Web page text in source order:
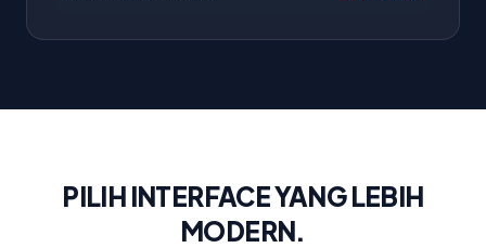
PILIH INTERFACE YANG LEBIH
MODERN.